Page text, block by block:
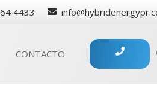
4433
CONTACTO